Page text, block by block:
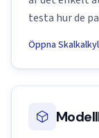
testa hur de
Öppna